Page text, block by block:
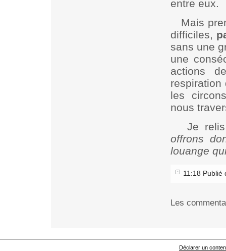
entre eux.
Mais
difficiles,
sans une
une
actions
respiration
les
nous
Je
offrons
louange
11:18 Publié
Les
Déclarer un